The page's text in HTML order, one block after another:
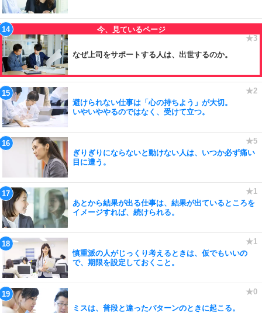
なぜ上司をサポートする人は、出世するのか。
避けられない仕事は「心の持ちよう」が大切。
いやいややるのではなく、受けて立つ。
ぎりぎりにならないと動けない人は、いつか必ず痛い
目に遭う。
あとから結果が出る仕事は、結果が出ているところを
イメージすれば、続けられる。
慎重派の人がじっくり考えるときは、仮でもいいの
で、期限を設定しておくこと。
ミスは、普段と違ったパターンのときに起こる。